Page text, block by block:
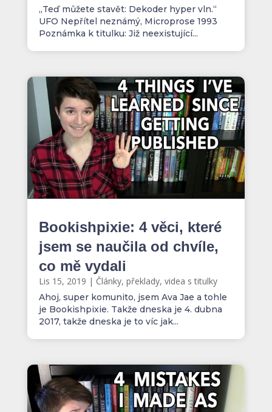
„Teď můžete stavět: Dekoder hyper vln.“
UFO Nepřítel neznámý, Microprose 1993
Poznámka k titulku: Již neexistující...
Bookishpixie: 4 věci, které
jsem se naučila od chvíle,
co mě vydali
Lis 15, 2019 | Články, překlady, videa s titulky
Ahoj, super komunito, jsem Ava Jae a tohle
je Bookishpixie. Takže dneska je 4. dubna
2017, takže dneska je to víc jak...